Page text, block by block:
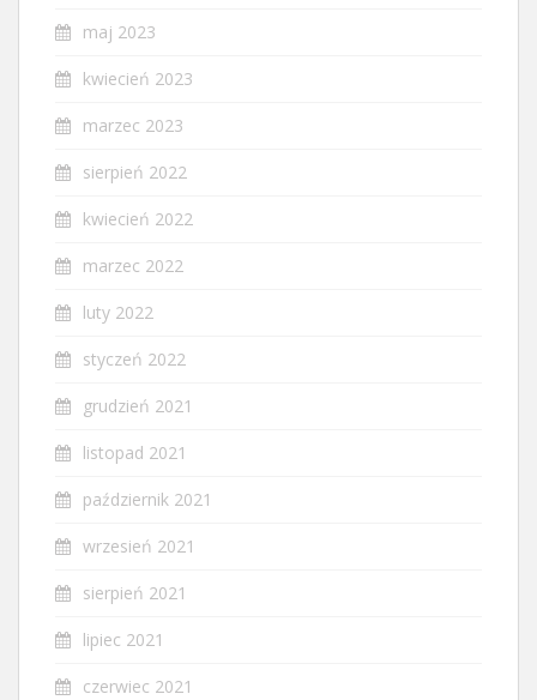
maj 2023
kwiecień 2023
marzec 2023
sierpień 2022
kwiecień 2022
marzec 2022
luty 2022
styczeń 2022
grudzień 2021
listopad 2021
październik 2021
wrzesień 2021
sierpień 2021
lipiec 2021
czerwiec 2021